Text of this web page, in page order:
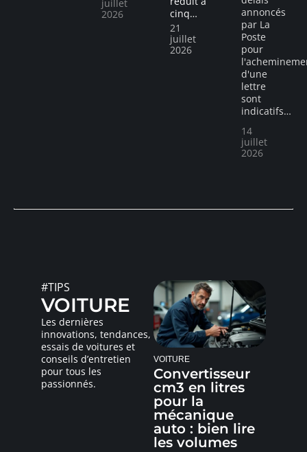
juillet
2026
cinq…
21
juillet
2026
annoncés
par La
Poste
pour
d'une
lettre
sont
indicatifs…
14
juillet
2026
#TIPS
VOITURE
Les dernières
innovations, tendances,
essais de voitures et
conseils d’entretien
pour tous les
passionnés.
VOITURE
Convertisseur
cm3 en litres
pour la
mécanique
auto : bien lire
les volumes